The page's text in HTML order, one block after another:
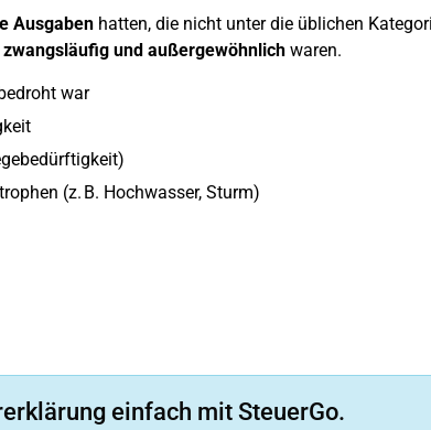
Ausgabenhatten, die nicht unter die üblichen
zwangsläufig und außergewöhnlichwaren.
war
(z. B. Hochwasser, Sturm)
einfach mit SteuerGo.